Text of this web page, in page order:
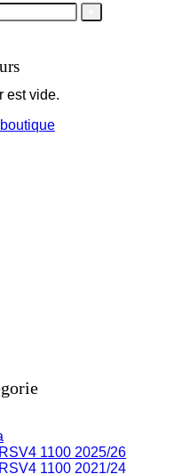
est vide.
RSV4 1100 2025/26
RSV4 1100 2021/24